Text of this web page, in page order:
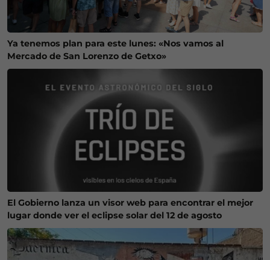
Ya tenemos plan para este lunes: «Nos vamos al
Mercado de San Lorenzo de Getxo»
El Gobierno lanza un visor web para encontrar el mejor
lugar donde ver el eclipse solar del 12 de agosto